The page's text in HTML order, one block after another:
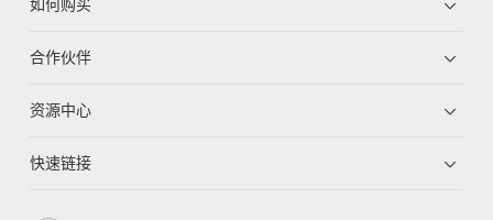
如何购买
合作伙伴
资源中心
快速链接